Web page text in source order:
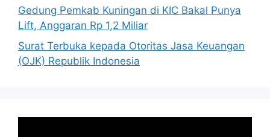
Gedung Pemkab Kuningan di KIC Bakal Punya
Lift, Anggaran Rp 1,2 Miliar
Surat Terbuka kepada Otoritas Jasa Keuangan
(OJK) Republik Indonesia